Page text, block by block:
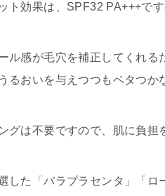
ト効果は、SPF32 PA+++で
ル感が毛穴を補正してくれ
るおいを与えつつもベタつか
グは不要ですので、肌に負担
した「バラプラセンタ」「